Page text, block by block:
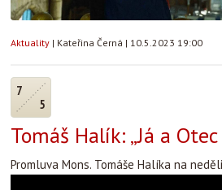
Aktuality | Kateřina Černá | 10.5.2023 19:00
7
5
Tomáš Halík: „Já a
Promluva Mons. Tomáše Halíka na